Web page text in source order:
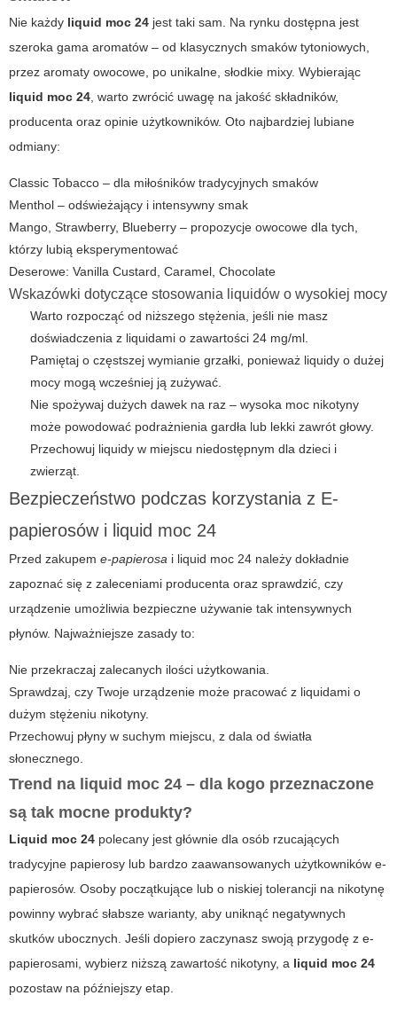
Nie każdy liquid moc 24 jest taki sam. Na rynku dostępna jest
szeroka gama aromatów – od klasycznych smaków tytoniowych,
przez aromaty owocowe, po unikalne, słodkie mixy. Wybierając
liquid moc 24, warto zwrócić uwagę na jakość składników,
producenta oraz opinie użytkowników. Oto najbardziej lubiane
odmiany:
Classic Tobacco – dla miłośników tradycyjnych smaków
Menthol – odświeżający i intensywny smak
Mango, Strawberry, Blueberry – propozycje owocowe dla tych,
którzy lubią eksperymentować
Deserowe: Vanilla Custard, Caramel, Chocolate
Wskazówki dotyczące stosowania liquidów o wysokiej mocy
Warto rozpocząć od niższego stężenia, jeśli nie masz
doświadczenia z liquidami o zawartości 24 mg/ml.
Pamiętaj o częstszej wymianie grzałki, ponieważ liquidy o dużej
mocy mogą wcześniej ją zużywać.
Nie spożywaj dużych dawek na raz – wysoka moc nikotyny
może powodować podrażnienia gardła lub lekki zawrót głowy.
Przechowuj liquidy w miejscu niedostępnym dla dzieci i
zwierząt.
Bezpieczeństwo podczas korzystania z E-
papierosów i liquid moc 24
Przed zakupem e-papierosa i liquid moc 24 należy dokładnie
zapoznać się z zaleceniami producenta oraz sprawdzić, czy
urządzenie umożliwia bezpieczne używanie tak intensywnych
płynów. Najważniejsze zasady to:
Nie przekraczaj zalecanych ilości użytkowania.
Sprawdzaj, czy Twoje urządzenie może pracować z liquidami o
dużym stężeniu nikotyny.
Przechowuj płyny w suchym miejscu, z dala od światła
słonecznego.
Trend na liquid moc 24 – dla kogo przeznaczone
są tak mocne produkty?
Liquid moc 24 polecany jest głównie dla osób rzucających
tradycyjne papierosy lub bardzo zaawansowanych użytkowników e-
papierosów. Osoby początkujące lub o niskiej tolerancji na nikotynę
powinny wybrać słabsze warianty, aby uniknąć negatywnych
skutków ubocznych. Jeśli dopiero zaczynasz swoją przygodę z e-
papierosami, wybierz niższą zawartość nikotyny, a liquid moc 24
pozostaw na późniejszy etap.